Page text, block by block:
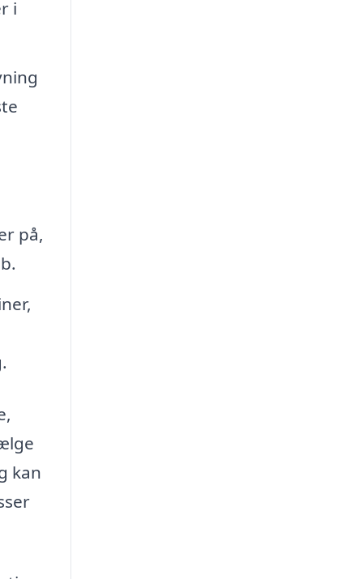
i
på,
kan